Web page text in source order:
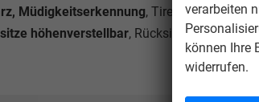
Müdigkeitserkennung, Tire-Mobility-Set,
höhenverstellbar, Rücksitzlehne geteilt
verarbeiten
können Ihre
widerrufen.